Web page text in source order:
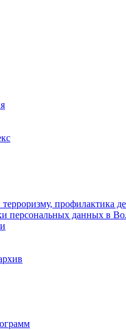
профилактика
персональных данных в